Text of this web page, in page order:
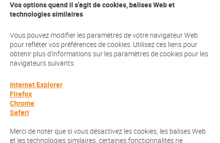
Vos options quand il s'agit de cookies, balises Web et
technologies similaires
Vous pouvez modifier les paramètres de votre navigateur Web
pour refléter vos préférences de cookies. Utilisez ces liens pour
obtenir plus d'informations sur les paramètres de cookies pour les
navigateurs suivants:
Internet Explorer
Firefox
Chrome
Safari
Merci de noter que si vous désactivez les cookies, les balises Web
et les technologies similaires, certaines fonctionnalités ne